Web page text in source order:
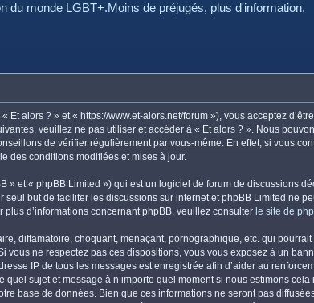
du monde LGBT+.Moins de préjugés, plus d'information.
alors ? » et « https://www.et-alors.net/forum »), vous acceptez
veuillez ne pas utiliser et accéder à « Et alors ? ». Nous
de vérifier régulièrement par vous-même. En effet, si vous
des conditions modifiées et mises à jour.
et « phpBB Limited ») qui est un logiciel de forum de discussions
but de faciliter les discussions sur internet et phpBB Limited ne
d’informations concernant phpBB, veuillez consulter le site de
diffamatoire, choquant, menaçant, pornographique, etc. qui
ne respectez pas ces dispositions, vous vous exposez à un
IP de tous les messages est enregistrée afin d’aider au
sujet et message à n’importe quel moment si nous estimons
base de données. Bien que ces informations ne seront pas